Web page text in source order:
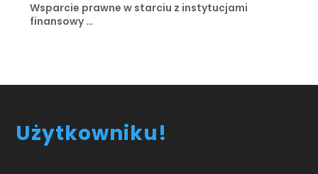
Wsparcie prawne w starciu z instytucjami
finansowy …
Użytkowniku!